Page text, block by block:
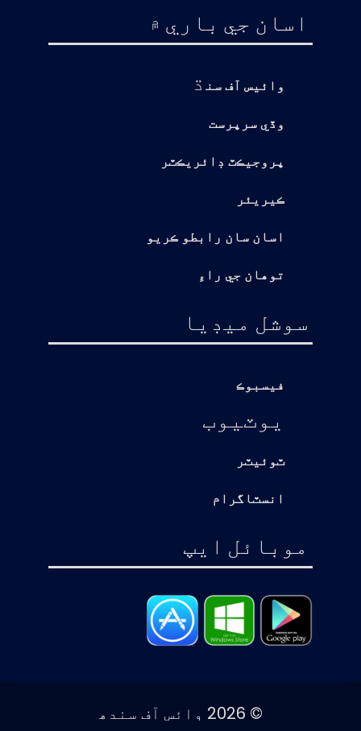
اسان جي باري ۾
وائيس آف سن ڌ
وڏي سرپرست
پروجيڪٽ ڊائريڪٽر
ڪيريئر
اسان سان رابطو ڪريو
توهان جي راءِ
سوشل ميڊيا
فيسبوڪ
يوٽيوب
ٽوئيٽر
انسٽاگرام
موبائل ايپ
© 2026 وائس آف سندھ